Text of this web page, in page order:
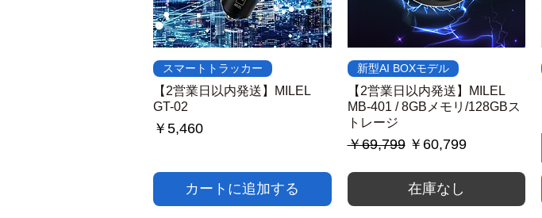
クイックビュー
スマートトラッカー
【2営業日以内発送】MILEL
GT-02
価格
￥5,460
カートに追加する
クイックビュー
新型AI BOXモデル
【2営業日以内発送】MILEL
MB-401 / 8GBメモリ/128GBス
トレージ
通常価格
￥69,799 セール価格
￥60,799
在庫なし